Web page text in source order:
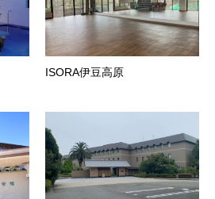
ISORA伊豆高原